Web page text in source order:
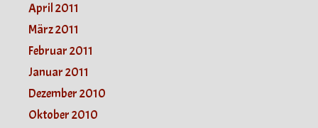
April 2011
März 2011
Februar 2011
Januar 2011
Dezember 2010
Oktober 2010